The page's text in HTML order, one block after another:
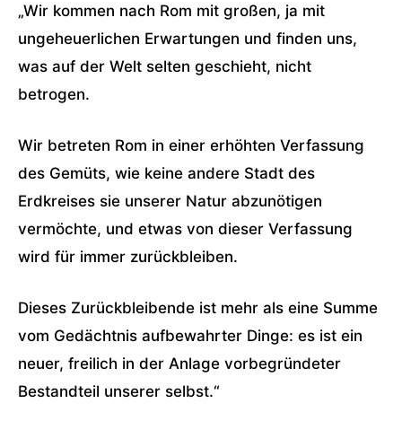
„Wir kommen nach Rom mit großen, ja mit
ungeheuerlichen Erwartungen und finden uns,
was auf der Welt selten geschieht, nicht
betrogen.
Wir betreten Rom in einer erhöhten Verfassung
des Gemüts, wie keine andere Stadt des
Erdkreises sie unserer Natur abzunötigen
vermöchte, und etwas von dieser Verfassung
wird für immer zurückbleiben.
Dieses Zurückbleibende ist mehr als eine Summe
vom Gedächtnis aufbewahrter Dinge: es ist ein
neuer, freilich in der Anlage vorbegründeter
Bestandteil unserer selbst.“